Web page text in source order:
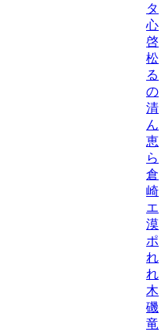
タ
心/
啓
松
る
の
清
ん
恵
ら
倉
崎
エ
漠/
ポ
れ
れ/
木
磯
竜/